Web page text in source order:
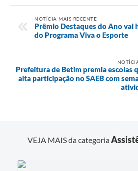
NOTÍCIA MAIS RECENTE
Prêmio Destaques do Ano vai
do Programa Viva o Esporte
Prefeitura de Betim premia escolas
alta participação no SAEB com
VEJA MAIS da categoria